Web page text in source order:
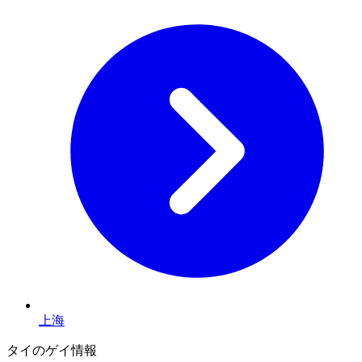
上海
タイのゲイ情報